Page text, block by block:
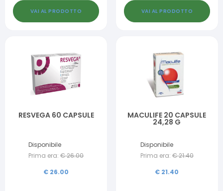
VAI AL PRODOTTO VAI AL PRODOTTO
RESVEGA 60 CAPSULE
Disponibile
Prima era: €26.00
€ 26.00
MACULIFE 20 CAPSULE
24,28 G
Disponibile
Prima era: €21.40
€ 21.40